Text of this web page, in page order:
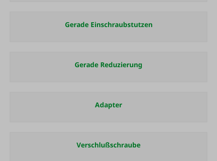
Gerade Einschraubstutzen
Gerade Reduzierung
Adapter
Verschlußschraube